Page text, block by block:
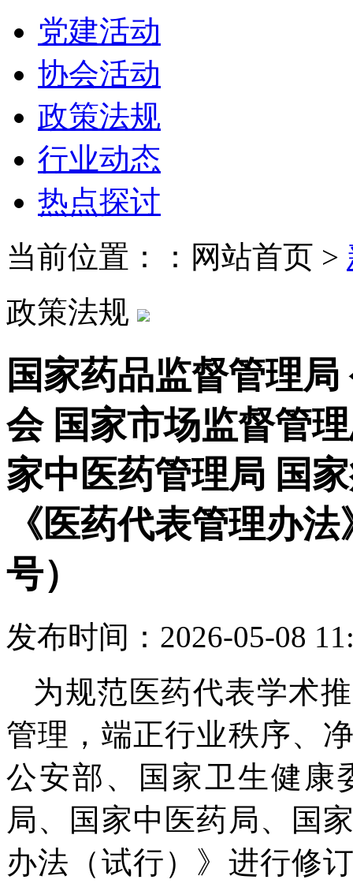
党建活动
协会活动
政策法规
行业动态
热点探讨
当前位置：：网站首页 >
政策法规
国家药品监督管理
会 国家市场监督管
家中医药管理局 国
《医药代表管理办
号）
发布时间：2026-05-08
为规范医药代表学术
管理，端正行业秩序、
公安部、国家卫生健康
局、国家中医药局、国
办法（试行）》进行修